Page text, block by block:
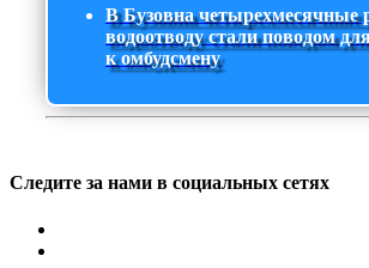
В Бузовна четырехмесячные
водоотводу стали поводом
к омбудсмену
Следите за нами в социальных сетях